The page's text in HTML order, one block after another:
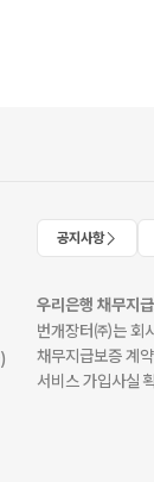
공지사항
우리은행 채무지
번개장터㈜는 회
채무지급보증 계
서비스 가입사실